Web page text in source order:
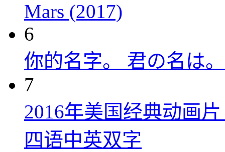
Mars (2017)
6
你的名字。 君の名は
7
2016年美国经典动画
四语中英双字